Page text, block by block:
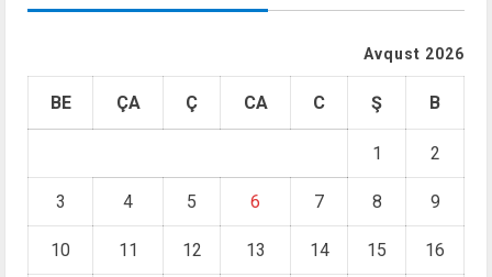
Avqust 2026
BE ÇA Ç CA C Ş B
1 2
3 4 5 6 7 8 9
10 11 12 13 14 15 16